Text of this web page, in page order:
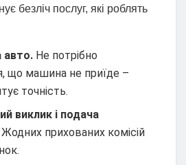
безліч послуг, які роблять
авто. Не потрібно
що машина не приїде –
точність.
виклик і подача
Жодних прихованих комісій